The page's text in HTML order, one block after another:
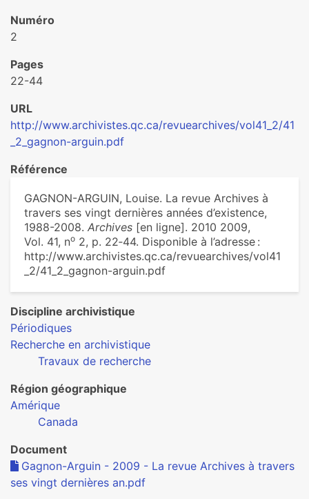
Numéro
2
Pages
22-44
URL
http://www.archivistes.qc.ca/revuearchives/vol41_2/41
_2_gagnon-arguin.pdf
Référence
GAGNON-ARGUIN, Louise. La revue Archives à
travers ses vingt dernières années d’existence,
1988-2008. Archives [en ligne]. 2010 2009,
Vol. 41, no 2, p. 22‑44. Disponible à l’adresse :
http://www.archivistes.qc.ca/revuearchives/vol41
_2/41_2_gagnon-arguin.pdf
Discipline archivistique
Périodiques
Recherche en archivistique
Travaux de recherche
Région géographique
Amérique
Canada
Document
Gagnon-Arguin - 2009 - La revue Archives à travers
ses vingt dernières an.pdf